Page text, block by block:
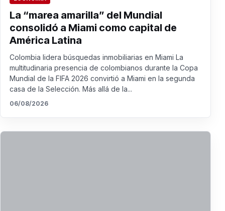
La “marea amarilla” del Mundial
consolidó a Miami como capital de
América Latina
Colombia lidera búsquedas inmobiliarias en Miami La
multitudinaria presencia de colombianos durante la Copa
Mundial de la FIFA 2026 convirtió a Miami en la segunda
casa de la Selección. Más allá de la...
06/08/2026